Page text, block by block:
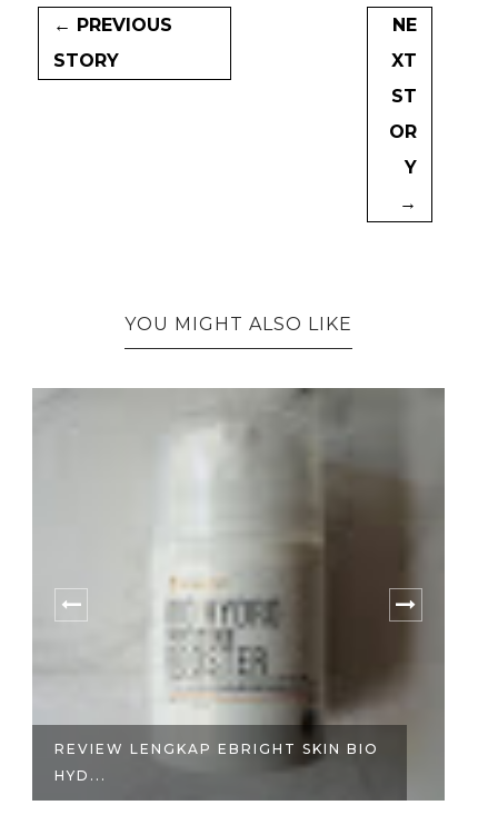
← PREVIOUS
STORY
NE
XT
ST
OR
Y
→
YOU MIGHT ALSO LIKE
REVIEW LENGKAP EBRIGHT SKIN BIO
HYD...